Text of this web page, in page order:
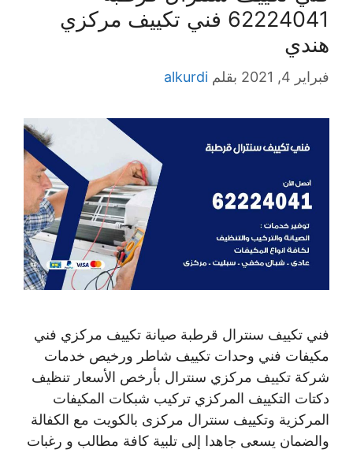
62224041 فني تكييف مركزي
هندي
فبراير 4, 2021 بقلم alkurdi
فني تكييف سنترال قرطبة صيانة تكييف مركزي فني
مكيفات فني وحدات تكييف شاطر ورخيص خدمات
شركة تكييف مركزي سنترال بأرخص الأسعار تنظيف
دكتات التكييف المركزي تركيب شبكات المكيفات
المركزية وتكييف سنترال مركزى بالكويت مع الكفالة
والضمان يسعى جاهدا إلى تلبية كافة مطالب و رغبات